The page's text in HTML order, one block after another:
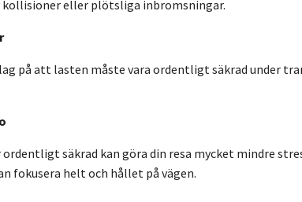
kollisioner eller plötsliga inbromsningar.
på att lasten måste vara ordentligt säkrad under
säkrad kan göra din resa mycket mindre
fokusera helt och hållet på vägen.